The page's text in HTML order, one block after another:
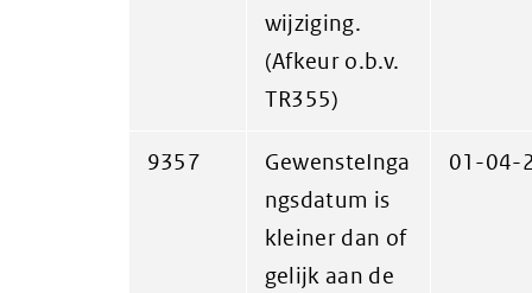
wijziging.
(Afkeur o.b.v.
TR355)
9357
GewensteInga
ngsdatum is
kleiner dan of
gelijk aan de
01-04-